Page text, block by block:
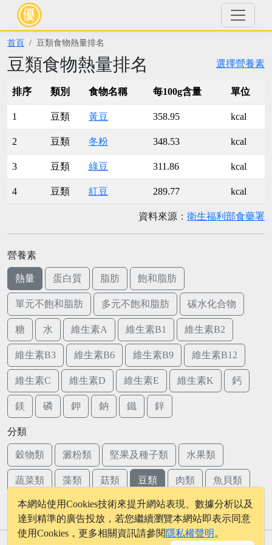
首頁 豆類食物熱量排名
選擇營養素
豆類食物熱量排名
排序 類別 食物名稱 每100g含量 單位
1 豆類 黃豆 358.95 kcal
2 豆類 冬粉 348.53 kcal
3 豆類 綠豆 311.86 kcal
4 豆類 紅豆 289.77 kcal
資料來源： 衛生福利部食藥署
營養素
熱量 蛋白質 脂肪 飽和脂肪
單元不飽和脂肪 多元不飽和脂肪 碳水化合物
糖 水 維生素A 維生素B1 維生素B2
維生素B3 維生素B6 維生素B9 維生素B12
維生素C 維生素D 維生素E 維生素K 鈣
鎂 磷 鉀 鈉 鐵 鋅
分類
穀物類 澱粉類 堅果及種子類 水果類
蔬菜類 藻類 菇類 豆類 肉類 魚貝類
蛋類 乳品類
本網站使用Cookies技術來提升網站表現、數據分析以及
達到精準的廣告投放，若您繼續瀏覽本網站即表示同意
使用Cookies，更多相關資訊請參閱 隱私權聲明 。